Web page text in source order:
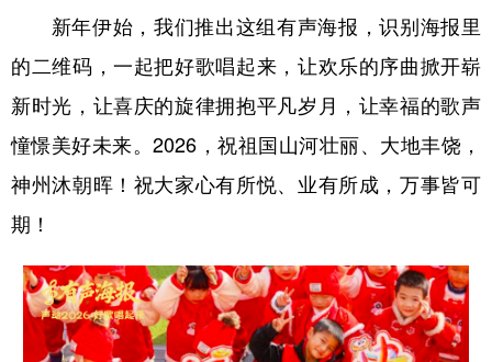
食品 人居 信息化 数字经济
学术中国 乡村振兴 溯源中国
彩票 娱乐 时尚 悦读
文化产业
地方频道
新年伊始，我们推出这组有声海报，识别海报里
的二维码，一起把好歌唱起来，让欢乐的序曲掀开崭
新时光，让喜庆的旋律拥抱平凡岁月，让幸福的歌声
憧憬美好未来。2026，祝祖国山河壮丽、大地丰饶，
神州沐朝晖！祝大家心有所悦、业有所成，万事皆可
期！